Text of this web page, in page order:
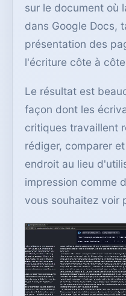
sur le document où
dans Google Docs,
présentation des
l'écriture côte à
Le résultat est
façon dont les
critiques travaillent
rédiger, comparer
endroit au lieu
impression comme
vous souhaitez voir